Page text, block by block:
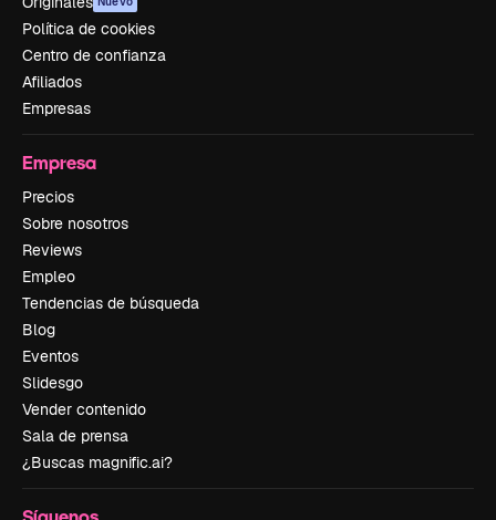
Política de cookies
Centro de confianza
Afiliados
Empresas
Empresa
Precios
Sobre nosotros
Reviews
Empleo
Tendencias de búsqueda
Blog
Eventos
Slidesgo
Vender contenido
Sala de prensa
¿Buscas magnific.ai?